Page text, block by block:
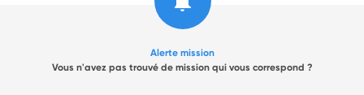
Alerte mission
Vous n'avez pas trouvé de mission qui vous correspond ?